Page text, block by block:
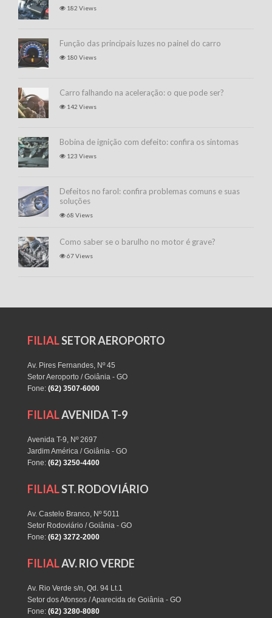
182 Views
Função das principais luzes no painel do carro
180 Views
Carro falhando na aceleração: o que pode ser?
142 Views
Bobina de ignição com defeito: confira os sintomas
123 Views
Defeitos no farol: confira problemas comuns e suas
soluções
68 Views
Como saber se o barulho no motor é grave?
67 Views
FILIALSETOR AEROPORTO
Av. Pires Fernandes, Nº 45
Setor Aeroporto / Goiânia - GO
Fone: (62) 3507-6000
FILIALAVENIDA T-9
Avenida T-9, Nº 2697
Jardim América / Goiânia - GO
Fone: (62) 3250-4400
FILIALST. RODOVIÁRIO
Av. Castelo Branco, Nº 5011
Setor Rodoviário / Goiânia - GO
Fone: (62) 3272-2000
FILIALAV. RIO VERDE
Av. Rio Verde s/n, Qd. 94 Lt.1
Setor dos Afonsos / Aparecida de Goiânia - GO
Fone: (62) 3280-8080